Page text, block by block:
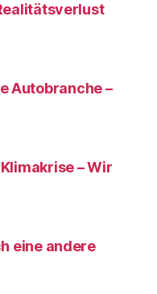
Autobranche –
– Wir
eine andere